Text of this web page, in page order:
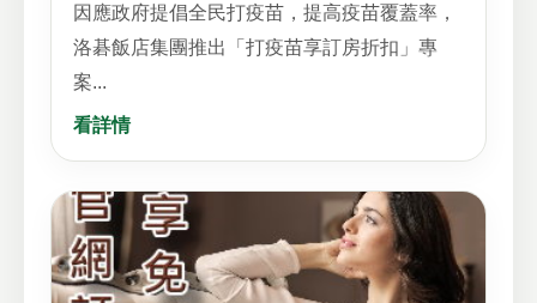
因應政府提倡全民打疫苗，提高疫苗覆蓋率，
洛碁飯店集團推出「打疫苗享訂房折扣」專
案...
看詳情